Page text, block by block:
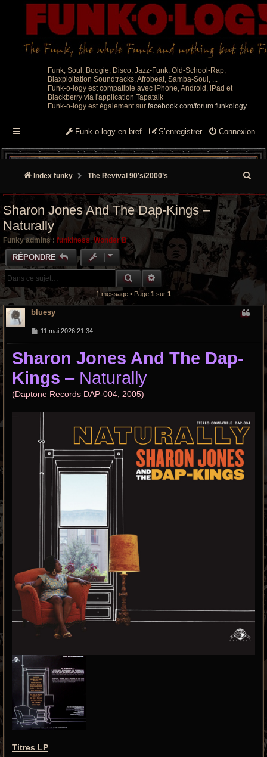
Funk, Soul, Boogie, Disco, Jazz-Funk, Old-School-Rap,
Blaxploitation Soundtracks, Afrobeat, Samba-Soul, ...
Funk-o-logy est compatible avec iPhone, Android, iPad et
Blackberry via l'application Tapatalk
Funk-o-logy est également sur facebook.com/forum.funkology
Connexion
S’enregistrer
Funk-o-logy en bref
Index funky The Revival 90’s/2000’s
e
r
Sharon Jones And The Dap-Kings –
Naturally
Funky admins : funkiness,Wonder B
RÉPONDRE
RECHERCHE GROOVY
RECHERCHE AVANCÉE
1 message • Page 1 sur 1
bluesy
M
s
a
e
11 mai 2026 21:34
Sharon Jones And The Dap-
Kings – Naturally
(Daptone Records DAP-004, 2005)
Titres LP